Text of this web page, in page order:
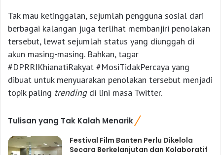
Tak mau ketinggalan, sejumlah pengguna sosial dari
berbagai kalangan juga terlihat membanjiri penolakan
tersebut, lewat sejumlah status yang diunggah di
akun masing-masing. Bahkan, tagar
#DPRRIKhianatiRakyat #MosiTidakPercaya yang
dibuat untuk menyuarakan penolakan tersebut menjadi
topik paling trendingdi lini masa Twitter.
Tulisan yang Tak Kalah Menarik
Festival Film Banten Perlu Dikelola
Secara Berkelanjutan dan Kolaboratif